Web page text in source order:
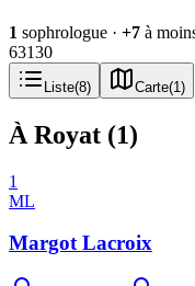
1 sophrologue · +7 à
63130
Liste(8) Carte(1 )
À Royat (1)
1
ML
Margot Lacroix